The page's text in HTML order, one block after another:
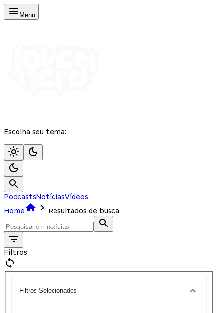
Menu
Escolha seu tema:
PodcastsNotíciasVídeos
Home
Resultados de busca
Filtros
Filtros Selecionados